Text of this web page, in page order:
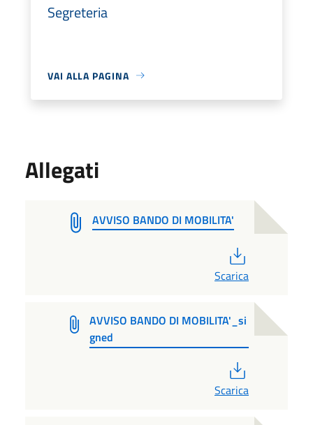
Segreteria
VAI ALLA PAGINA
Allegati
AVVISO BANDO DI MOBILITA'
Scarica
AVVISO BANDO DI MOBILITA'_si
gned
Scarica